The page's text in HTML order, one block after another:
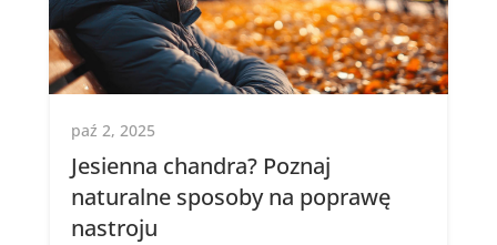
Jesienna chandra? Poznaj
naturalne sposoby na poprawę
nastroju
paź 2, 2025